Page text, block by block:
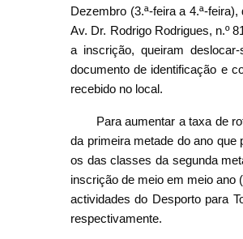
Dezembro (3.ª-feira a 4.ª-
Av. Dr. Rodrigo Rodrigues, n.º
a inscrição, queiram
documento de identificação e
recebido no local.
Para aumentar a taxa de
da primeira metade do ano
os das classes da segunda
inscrição de meio em meio ano
actividades do Desporto para
respectivamente.